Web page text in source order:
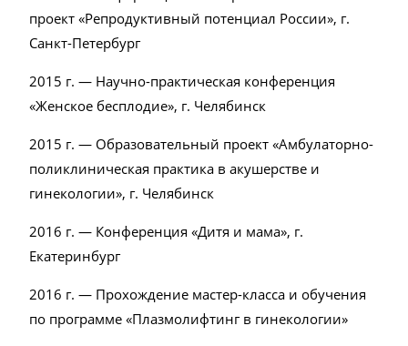
проект «Репродуктивный потенциал России», г.
Санкт-Петербург
2015 г. — Научно-практическая конференция
«Женское бесплодие», г. Челябинск
2015 г. — Образовательный проект «Амбулаторно-
поликлиническая практика в акушерстве и
гинекологии», г. Челябинск
2016 г. — Конференция «Дитя и мама», г.
Екатеринбург
2016 г. — Прохождение мастер-класса и обучения
по программе «Плазмолифтинг в гинекологии»